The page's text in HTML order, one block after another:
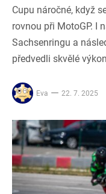
Cupu náročné, když
rovnou při MotoGP. I
Sachsenringu a
předvedli skvělé
Eva 22. 7. 2025